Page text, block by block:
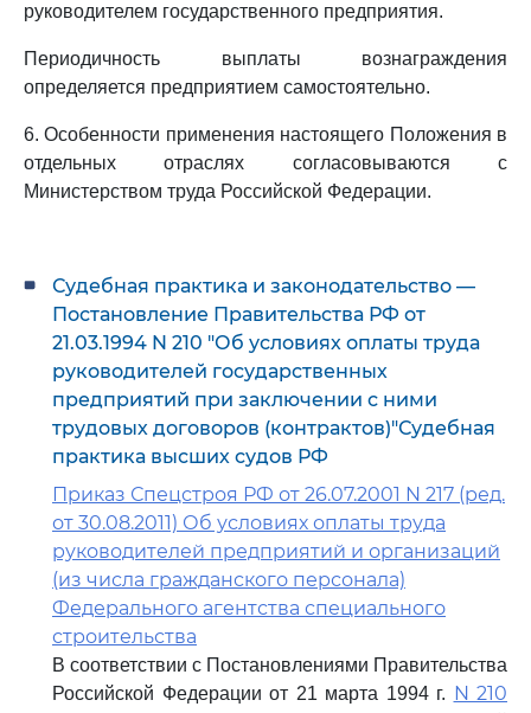
руководителем государственного предприятия.
Периодичность выплаты вознаграждения
определяется предприятием самостоятельно.
6. Особенности применения настоящего Положения в
отдельных отраслях согласовываются с
Министерством труда Российской Федерации.
Судебная практика и законодательство —
Постановление Правительства РФ от
21.03.1994 N 210 "Об условиях оплаты труда
руководителей государственных
предприятий при заключении с ними
трудовых договоров (контрактов)"Судебная
практика высших судов РФ
Приказ Спецстроя РФ от 26.07.2001 N 217 (ред.
от 30.08.2011) Об условиях оплаты труда
руководителей предприятий и организаций
(из числа гражданского персонала)
Федерального агентства специального
строительства
В соответствии с Постановлениями Правительства
Российской Федерации от 21 марта 1994 г. N 210